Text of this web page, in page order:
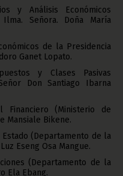
y Análisis Económicos
Señora. Doña María
de la Presidencia
Ganet Lopato.
y Clases Pasivas
Don Santiago Ibarna
Financiero (Ministerio de
Mansiale Bikene.
(Departamento de la
Eseng Osa Mangue.
(Departamento de la
Ela Ebang.